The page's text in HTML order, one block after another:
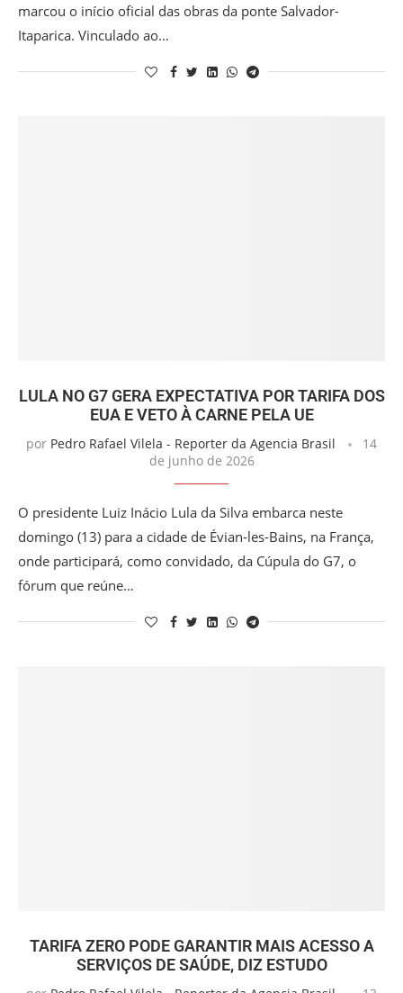
marcou o início oficial das obras da ponte Salvador-
Itaparica. Vinculado ao…
LULA NO G7 GERA EXPECTATIVA POR TARIFA DOS
EUA E VETO À CARNE PELA UE
por Pedro Rafael Vilela - Reporter da Agencia Brasil
14
de junho de 2026
O presidente Luiz Inácio Lula da Silva embarca neste
domingo (13) para a cidade de Évian-les-Bains, na França,
onde participará, como convidado, da Cúpula do G7, o
fórum que reúne…
TARIFA ZERO PODE GARANTIR MAIS ACESSO A
SERVIÇOS DE SAÚDE, DIZ ESTUDO